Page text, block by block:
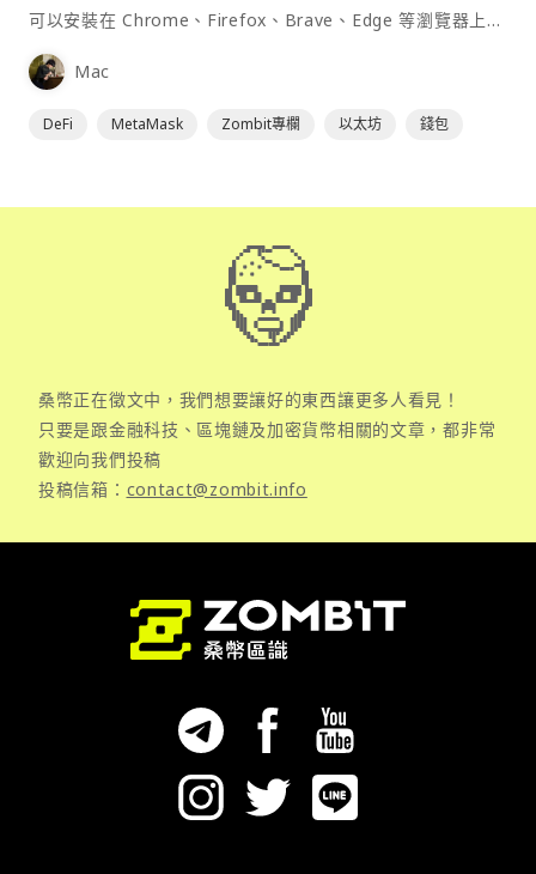
可以安裝在 Chrome、Firefox、Brave、Edge 等瀏覽器上作
為插件使用，具備許多功能且使用上非常方便。
Mac
DeFi MetaMask Zombit專欄 以太坊 錢包
桑幣正在徵文中，我們想要讓好的東西讓更多人看見！
只要是跟金融科技、區塊鏈及加密貨幣相關的文章，都非常
歡迎向我們投稿
投稿信箱： contact@zombit.info